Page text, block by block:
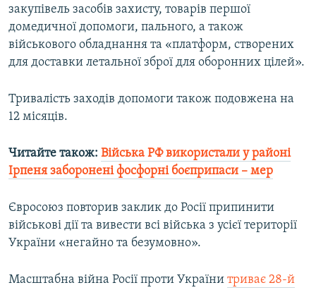
закупівель засобів захисту, товарів першої
домедичної допомоги, пального, а також
військового обладнання та «платформ, створених
для доставки летальної зброї для оборонних цілей».
Тривалість заходів допомоги також подовжена на
12 місяців.
Читайте також: Війська РФ використали у районі
Ірпеня заборонені фосфорні боєприпаси – мер
Євросоюз повторив заклик до Росії припинити
військові дії та вивести всі війська з усієї території
України «негайно та безумовно».
Масштабна війна Росії проти України триває 28-й